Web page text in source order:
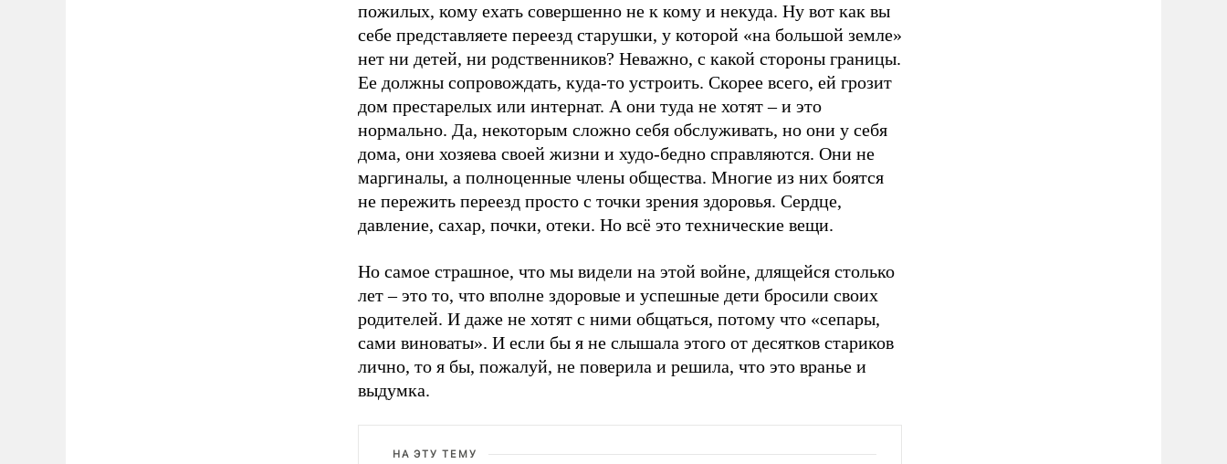
пожилых, кому ехать совершенно не к кому и некуда. Ну вот как вы
себе представляете переезд старушки, у которой «на большой земле»
нет ни детей, ни родственников? Неважно, с какой стороны границы.
Ее должны сопровождать, куда-то устроить. Скорее всего, ей грозит
дом престарелых или интернат. А они туда не хотят – и это
нормально. Да, некоторым сложно себя обслуживать, но они у себя
дома, они хозяева своей жизни и худо-бедно справляются. Они не
маргиналы, а полноценные члены общества. Многие из них боятся
не пережить переезд просто с точки зрения здоровья. Сердце,
давление, сахар, почки, отеки. Но всё это технические вещи.
Но самое страшное, что мы видели на этой войне, длящейся столько
лет – это то, что вполне здоровые и успешные дети бросили своих
родителей. И даже не хотят с ними общаться, потому что «сепары,
сами виноваты». И если бы я не слышала этого от десятков стариков
лично, то я бы, пожалуй, не поверила и решила, что это вранье и
выдумка.
НА ЭТУ ТЕМУ